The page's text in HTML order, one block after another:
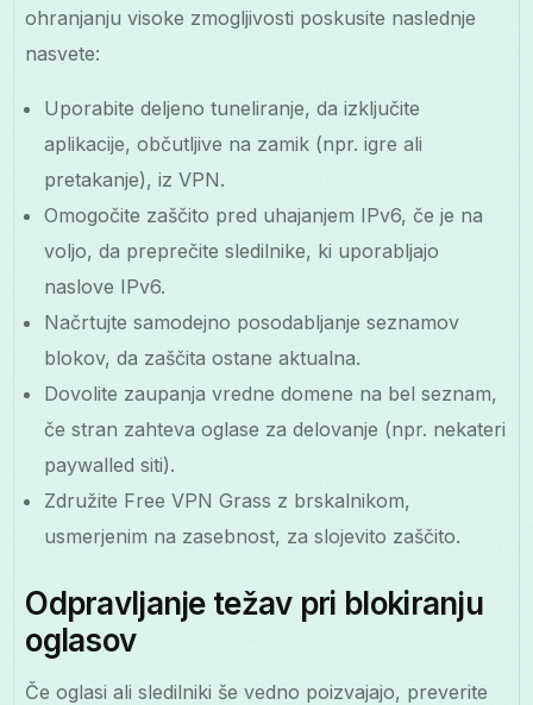
ohranjanju visoke zmogljivosti poskusite naslednje
nasvete:
Uporabite deljeno tuneliranje, da izključite
aplikacije, občutljive na zamik (npr. igre ali
pretakanje), iz VPN.
Omogočite zaščito pred uhajanjem IPv6, če je na
voljo, da preprečite sledilnike, ki uporabljajo
naslove IPv6.
Načrtujte samodejno posodabljanje seznamov
blokov, da zaščita ostane aktualna.
Dovolite zaupanja vredne domene na bel seznam,
če stran zahteva oglase za delovanje (npr. nekateri
paywalled siti).
Združite Free VPN Grass z brskalnikom,
usmerjenim na zasebnost, za slojevito zaščito.
Odpravljanje težav pri blokiranju
oglasov
Če oglasi ali sledilniki še vedno poizvajajo, preverite